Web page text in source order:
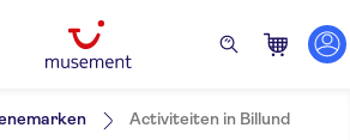
Activiteiten in Billund